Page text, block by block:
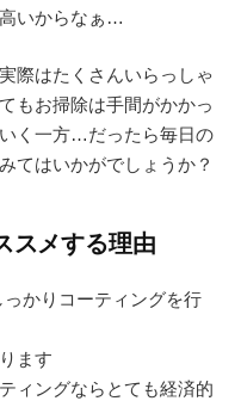
いからなぁ…
際はたくさんいらっしゃ
もお掃除は手間がかかっ
く一方…だったら毎日の
てはいかがでしょうか？
スメする理由
かりコーティングを行
ます
ィングならとても経済的